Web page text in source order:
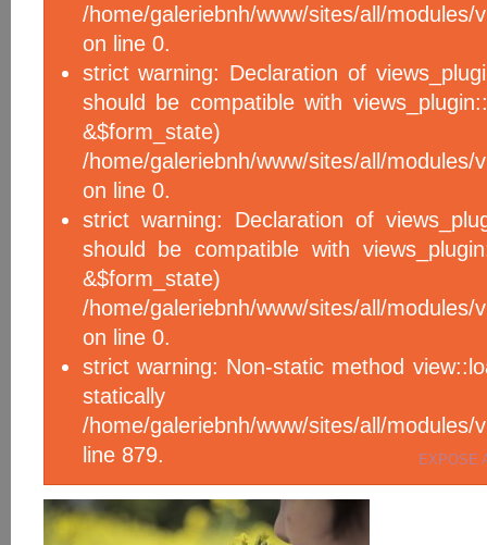
/home/galeriebnh/www/sites/all/modules/
on line 0.
strict warning: Declaration of
should be compatible with
/home/galeriebnh/www/sites/all/modules/
on line 0.
strict warning: Declaration of
should be compatible with
/home/galeriebnh/www/sites/all/modules/
on line 0.
strict warning: Non-static method
/home/galeriebnh/www/sites/all/
line 879.
EXPOSE